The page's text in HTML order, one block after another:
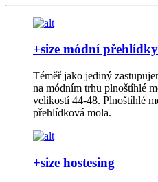
+size módní přehlídky
Téměř jako jediný
na módním trhu plnoštíhlé
velikostí 44-48. Plnoštíhlé
přehlídková mola.
+size hostesing